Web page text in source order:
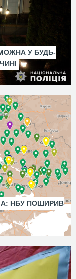
У БУДЬ-
НБУ ПОШИРИВ